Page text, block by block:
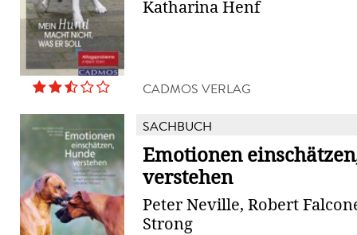
Katharina Henf
CADMOS VERLAG
SACHBUCH
Emotionen
verstehen
Peter Neville, Robert
Strong